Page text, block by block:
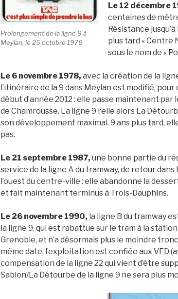
Prolongement de la ligne 9 à
Meylan, le 25 octobre 1976
Le 12 décembre
centaines de
Résistance
plus tard « Centre
sous le nom de «
Le 6 novembre 1978, avec la création de la
l’itinéraire de la 9 dans Meylan est modifié,
début d’année 2012 : elle passe maintenant
de Chamrousse. La ligne 9 relie alors La
son développement maximal. 9 ans plus tard,
pas.
Le 21 septembre 1987, une bonne partie du
service de la ligne A du tramway, de retour
l’ouest du centre-ville : elle abandonne la
et fait maintenant terminus à Trois-Dauphins.
Le 26 novembre 1990, la ligne B du tramway
la ligne 9, qui est rabattue sur le tram à la
Grenoble, et n’a désormais plus le moindre
même date, l’exploitation est confiée aux VFD
compensation de la ligne 22 qui vient d’être
Sablon/La Détourbe de la ligne 9 ne sera plus